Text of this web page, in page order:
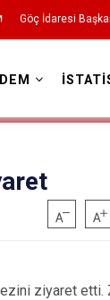
Göç İdaresi
ziyaret etti.